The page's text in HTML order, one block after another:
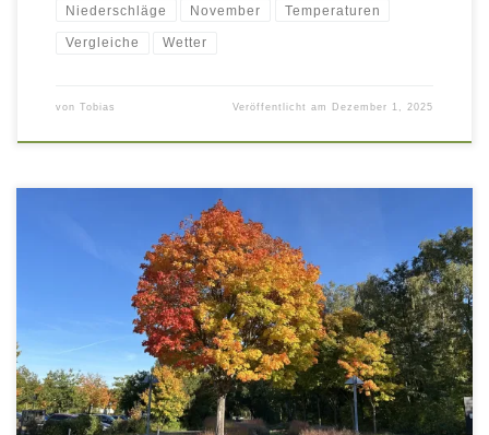
Niederschläge November Temperaturen
Vergleiche Wetter
von Tobias Veröffentlicht am Dezember 1, 2025
Auswertung aller Stations-Messwerte im Oktober 2025 mit
Vergleichsdaten aus den Oktober-Monaten der letzten Jahre
ab 2016 in tabellarischer und graphischer Form.